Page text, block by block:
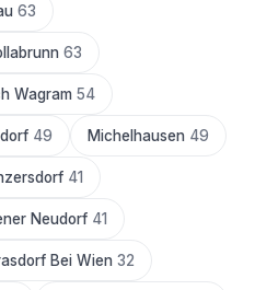
63
63
Wagram 54
49 Michelhausen 49
41
Neudorf 41
Bei Wien 32